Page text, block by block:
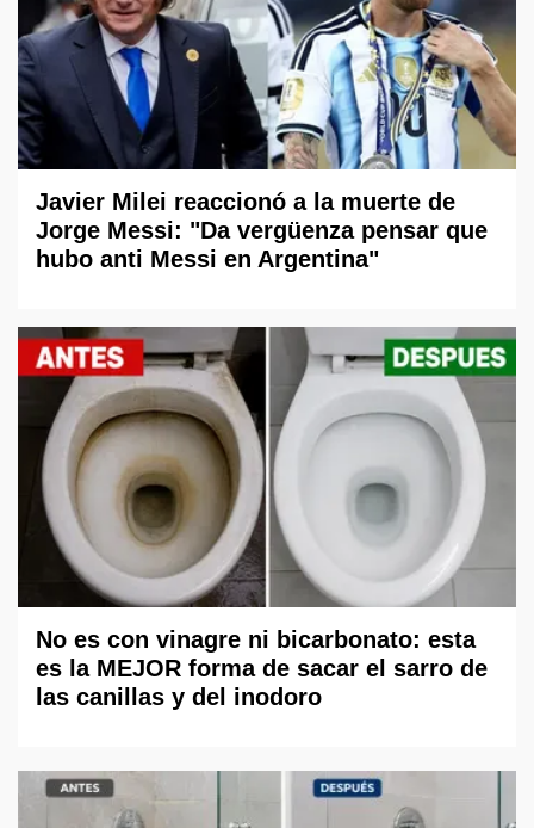
Javier Milei reaccionó a la muerte de
Jorge Messi: "Da vergüenza pensar que
hubo anti Messi en Argentina"
No es con vinagre ni bicarbonato: esta
es la MEJOR forma de sacar el sarro de
las canillas y del inodoro